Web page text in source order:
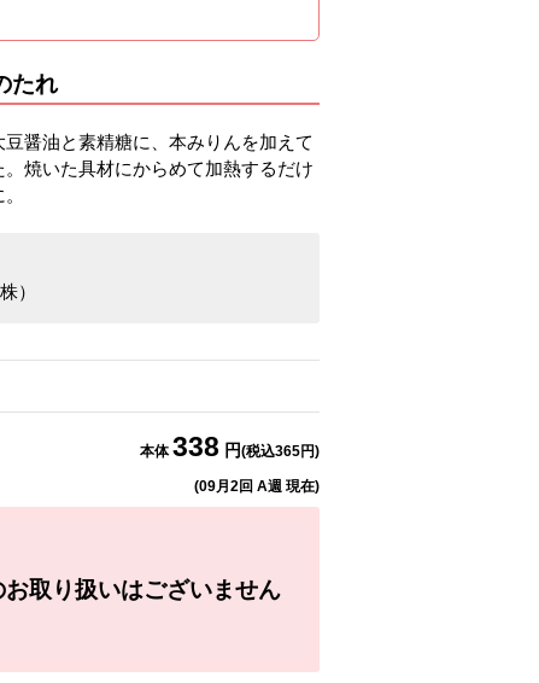
たれ
醤油と素精糖に、本みりんを加えて
。焼いた具材にからめて加熱するだけ
）
本体338 円(税込365円)
(09月2回 A週 現在)
お取り扱いはございません